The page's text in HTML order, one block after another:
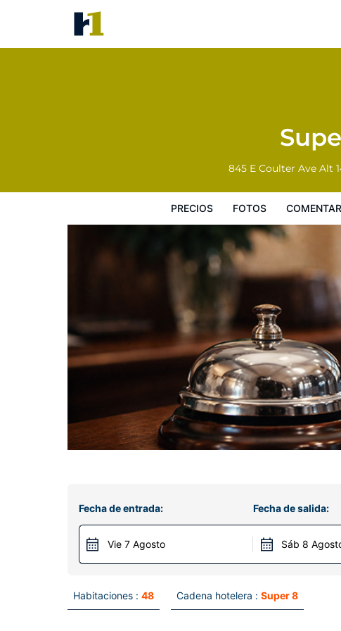
845 E Coulter Ave Alt
PRECIOS FOTOS
Fecha de entrada:
Vie 7 Agosto
Fecha de salida:
Sáb 8
Habitaciones : 48 Cadena hotelera : Super 8